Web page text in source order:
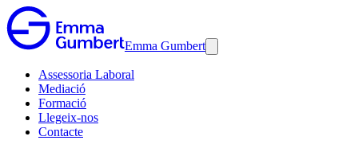
Emma Gumbert
Assessoria Laboral
Mediació
Formació
Llegeix-nos
Contacte